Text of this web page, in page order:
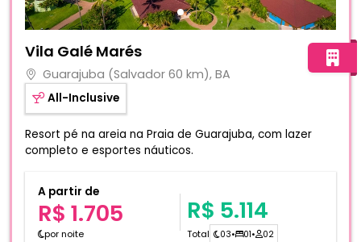
Vila Galé Marés
Guarajuba (Salvador 60 km), BA
All-Inclusive
Resort pé na areia na Praia de Guarajuba, com lazer
completo e esportes náuticos.
A partir de
R$ 1.705
por noite
R$ 5.114
Total 03• 01• 02